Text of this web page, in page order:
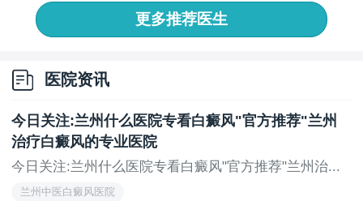
重皮损。
白癜风患者食用薏米，应根据自身体质与病情情
多样性，避免摄入影响黑色素合成食物，如富含维生素
白癜风患者适量食用薏米，需根据自身情况谨慎选
入影响病情食物，配合医生治疗方案，以期康复。
更多推荐医生
医院资讯
今日关注:兰州什么医院专看白癜风"官方推荐"兰州
治疗白癜风的专业医院
今日关注:兰州什么医院专看白癜风"官方推荐"兰州治...
兰州中医白癜风医院